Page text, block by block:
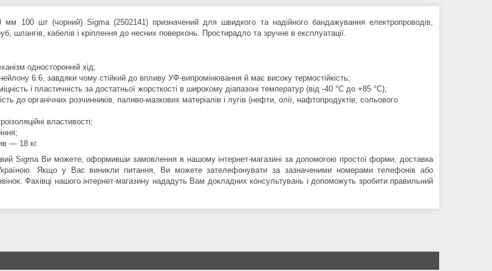
100 шт (чорний) Sigma (2502141) призначений для швидкого та надійного бандажування електропроводів,
шлангів, кабелів і кріплення до несних поверхонь. Простирадло та зручне в експлуатації.
односторонній хід;
6.6, завдяки чому стійкий до впливу УФ-випромінювання й має високу термостійкість;
і пластичність за достатньої жорсткості в широкому діапазоні температур (від -40 °C до +85 °C);
до органічних розчинників, паливо-мазкових матеріалів і лугів (нефти, олії, нафтопродуктів, сольового
властивості;
— 18 кг.
Sigma Ви можете, оформивши замовлення в нашому інтернет-магазині за допомогою простої форми, доставка
Якщо у Вас виникли питання, Ви можете зателефонувати за зазначеними номерами телефонів або
Фахівці нашого інтернет-магазину нададуть Вам докладних консультувань і допоможуть зробити правильний